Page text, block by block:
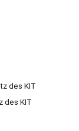
des KIT
des KIT